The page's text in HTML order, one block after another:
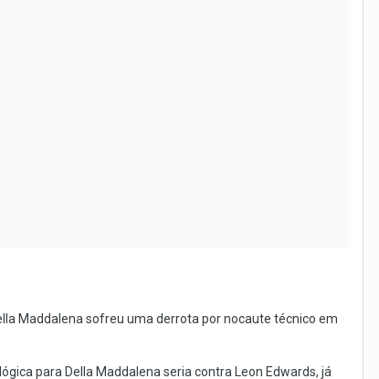
Maddalena sofreu uma derrota por nocaute técnico em
para Della Maddalena seria contra Leon Edwards, já